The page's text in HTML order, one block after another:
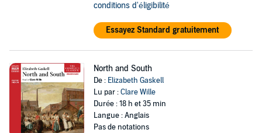
conditions d'éligibilité
Essayez Standard gratuitement
North and South
De : Elizabeth Gaskell
Lu par :Clare Wille
Durée : 18 h et 35 min
Langue : Anglais
Pas de notations